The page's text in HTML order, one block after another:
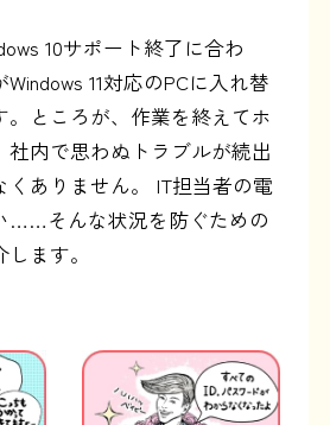
10サポート終了に合わ
11対応のPCに入れ替
。ところが、作業を終えてホ
社内で思わぬトラブルが続出
くありません。 IT担当者の電
……そんな状況を防ぐための
ます。